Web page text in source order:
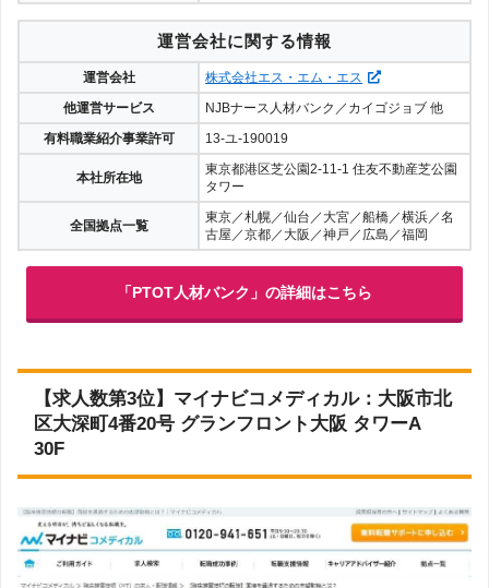
運営会社に関する情報
運営会社
株式会社エス・エム・エス
他運営サービス
NJBナース人材バンク／カイゴジョブ 他
有料職業紹介事業許可
13-ユ-190019
本社所在地
東京都港区芝公園2-11-1 住友不動産芝公園
タワー
全国拠点一覧
東京／札幌／仙台／大宮／船橋／横浜／名
古屋／京都／大阪／神戸／広島／福岡
「PTOT人材バンク」の詳細はこちら
【求人数第3位】マイナビコメディカル：大阪市北
区大深町4番20号 グランフロント大阪 タワーA
30F